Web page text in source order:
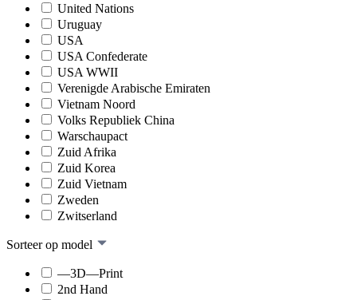
United Nations
Uruguay
USA
USA Confederate
USA WWII
Verenigde Arabische Emiraten
Vietnam Noord
Volks Republiek China
Warschaupact
Zuid Afrika
Zuid Korea
Zuid Vietnam
Zweden
Zwitserland
Sorteer op model
—3D—Print
2nd Hand